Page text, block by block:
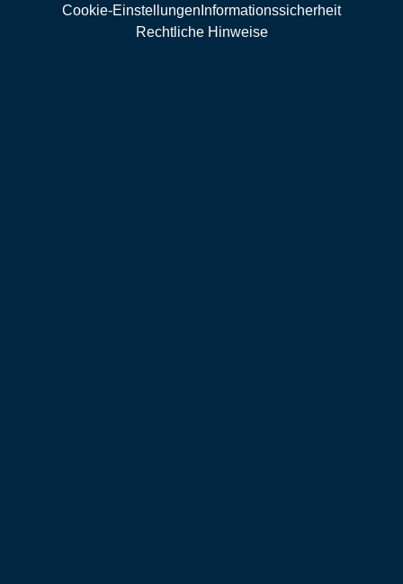
Cookie-Einstellungen Informationssicherheit
Rechtliche Hinweise